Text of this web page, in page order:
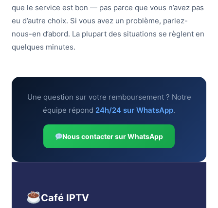
que le service est bon — pas parce que vous n’avez pas
eu d’autre choix. Si vous avez un problème, parlez-
nous-en d’abord. La plupart des situations se règlent en
quelques minutes.
Une question sur votre remboursement ? Notre
équipe répond 24h/24 sur WhatsApp.
Nous contacter sur WhatsApp
Café IPTV